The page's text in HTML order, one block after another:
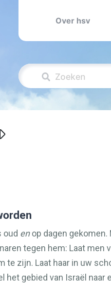
Over hsv
oud enop dagen gekomen.
tegen hem: Laat men
te zijn. Laat haar in uw
het gebied van Israël